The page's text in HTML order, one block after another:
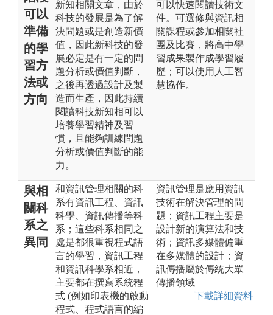
可以
準備
的學
習方
法或
方向
新知相關文章，由於
科技的發展是為了解
決問題或是創造新價
值，因此新科技的發
展必定是有一定的問
題分析或價值判斷，
之後再透過設計及製
造而生產，因此持續
閱讀科技新知相可以
培養學習精神及習
慣，且能夠訓練問題
分析或價值判斷的能
力。
可以快速閱讀技術文
件。可選修與資訊相
關課程或參加相關社
團及比賽，將高中學
習成果製作成學習履
歷；可以使用人工智
慧協作。
與相
關科
系之
異同
和資訊管理相關的科
系有資訊工程、資訊
科學、資訊傳播等科
系；這些科系相同之
處是都很重視程式語
言的學習，資訊工程
和資訊科學系相近，
主要都在撰寫系統程
式 (例如印表機的啟動
程式、程式語言的編
資訊管理是應用資訊
技術在解決管理的問
題；資訊工程主要是
設計新的演算法和技
術；資訊多媒體偏重
在多媒體的設計；資
訊傳播屬於傳統大眾
傳播領域
下載詳細資料